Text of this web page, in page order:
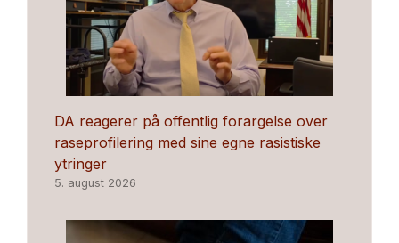
DA reagerer på offentlig forargelse over
raseprofilering med sine egne rasistiske
ytringer
5. august 2026